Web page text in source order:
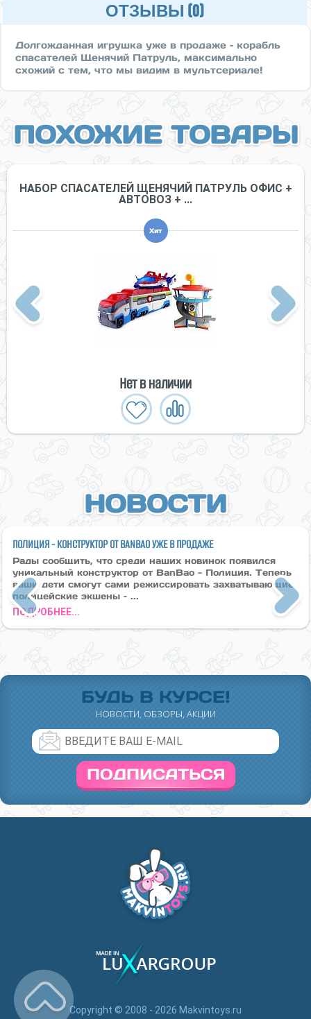
ОТЗЫВЫ (0)
Долгожданная игрушка уже в продаже – корабль
спасателей Щенячий Патруль, максимально
схожий с тем, что мы видим в мультсериале!
ПОХОЖИЕ ТОВАРЫ
Previous
НАБОР СПАСАТЕЛЕЙ ЩЕНЯЧИЙ ПАТРУЛЬ ОФИС +
АВТОВОЗ + ...
Хит
Нет в наличии
Next
НОВОСТИ
Previous
ПОЛИЦИЯ - КОНСТРУКТОР ОТ BANBAO УЖЕ В ПРОДАЖЕ
Рады сообщить, что среди наших новинок появился
уникальный конструктор от BanBao - Полиция. Теперь
ваши дети смогут сами режиссировать захватывающие
полицейские экшены – ...
ПОДРОБНЕЕ...
Next
БУДЬ В КУРСЕ!
НОВОСТИ, ОБЗОРЫ, АКЦИИ
ПОДПИСАТЬСЯ
Copyright © 2008 - 2026 Makvintoys.ru